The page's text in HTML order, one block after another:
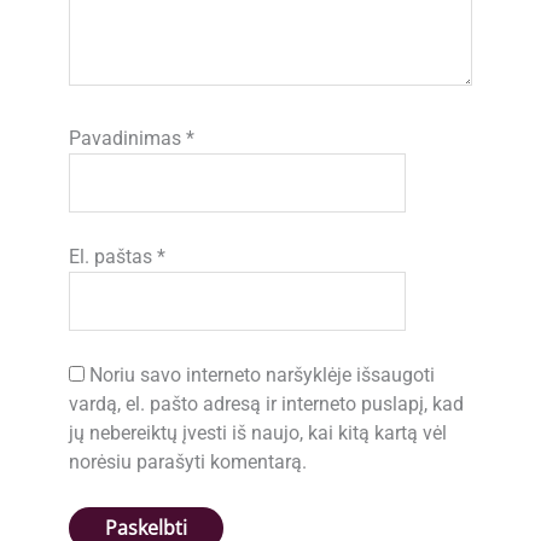
Pavadinimas*
El. paštas*
Noriu savo interneto naršyklėje išsaugoti
vardą, el. pašto adresą ir interneto puslapį, kad
jų nebereiktų įvesti iš naujo, kai kitą kartą vėl
norėsiu parašyti komentarą.